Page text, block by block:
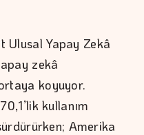
Yapay Zekâ
zekâ
koyuyor.
kullanım
Amerika